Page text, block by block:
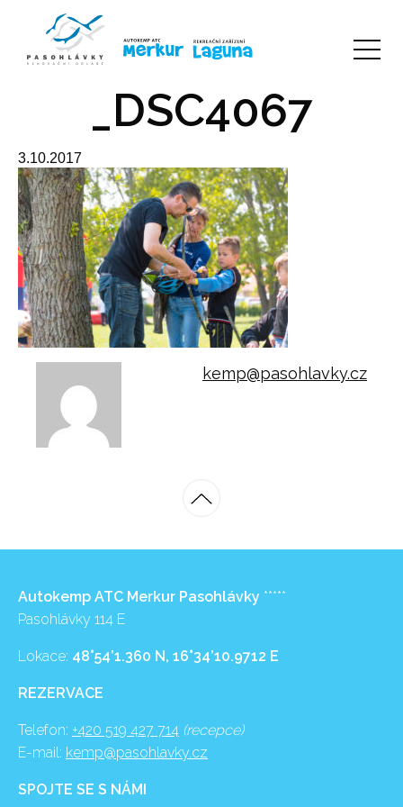
_DSC4067
3.10.2017
kemp@pasohlavky.cz
Autokemp ATC Merkur Pasohlávky *****
Pasohlávky 114 E
Lokace: 48°54’1.360 N, 16°34’10.9712 E
REZERVACE
Telefon: +420 519 427 714 (recepce)
E-mail: kemp@pasohlavky.cz
SPOJTE SE S NÁMI